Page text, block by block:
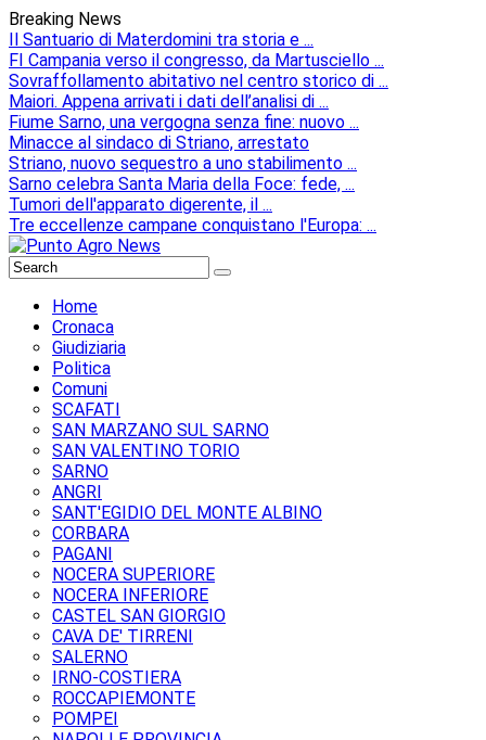
Breaking News
Il Santuario di Materdomini tra storia e ...
FI Campania verso il congresso, da Martusciello ...
Sovraffollamento abitativo nel centro storico di ...
Maiori. Appena arrivati i dati dell’analisi di ...
Fiume Sarno, una vergogna senza fine: nuovo ...
Minacce al sindaco di Striano, arrestato
Striano, nuovo sequestro a uno stabilimento ...
Sarno celebra Santa Maria della Foce: fede, ...
Tumori dell'apparato digerente, il ...
Tre eccellenze campane conquistano l'Europa: ...
Home
Cronaca
Giudiziaria
Politica
Comuni
SCAFATI
SAN MARZANO SUL SARNO
SAN VALENTINO TORIO
SARNO
ANGRI
SANT'EGIDIO DEL MONTE ALBINO
CORBARA
PAGANI
NOCERA SUPERIORE
NOCERA INFERIORE
CASTEL SAN GIORGIO
CAVA DE' TIRRENI
SALERNO
IRNO-COSTIERA
ROCCAPIEMONTE
POMPEI